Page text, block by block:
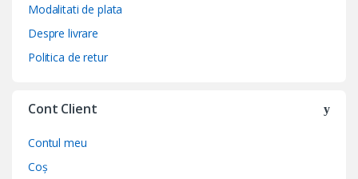
Modalitati de plata
Despre livrare
Politica de retur
Cont Client
Contul meu
Coș